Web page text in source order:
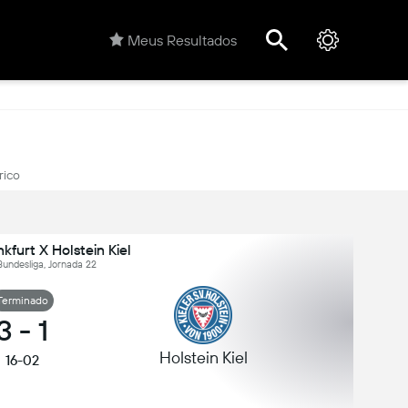
Meus Resultados
X Holstein Kiel
Jornada 22
- 1
16-02 Holstein Kiel